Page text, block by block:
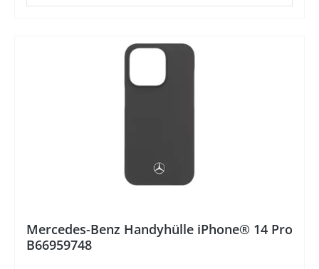
Mercedes-Benz Handyhülle iPhone® 14 Pro
B66959748